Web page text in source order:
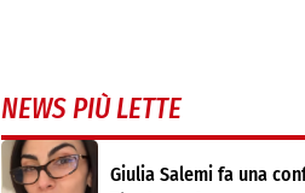
NEWS PIÙ LETTE
Giulia Salemi fa una